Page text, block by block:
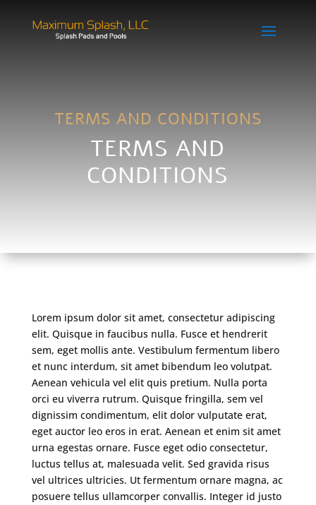
TERMS AND CONDITIONS
TERMS AND
CONDITIONS
Lorem ipsum dolor sit amet, consectetur adipiscing
elit. Quisque in faucibus nulla. Fusce et hendrerit
sem, eget mollis ante. Vestibulum fermentum libero
et nunc interdum, sit amet bibendum leo volutpat.
Aenean vehicula vel elit quis pretium. Nulla porta
orci eu viverra rutrum. Quisque fringilla, sem vel
dignissim condimentum, elit dolor vulputate erat,
eget auctor leo eros in erat. Aenean et enim sit amet
urna egestas ornare. Fusce eget odio consectetur,
luctus tellus at, malesuada velit. Sed gravida risus
vel ultrices ultricies. Ut fermentum ornare magna, ac
posuere tellus ullamcorper convallis. Integer id justo